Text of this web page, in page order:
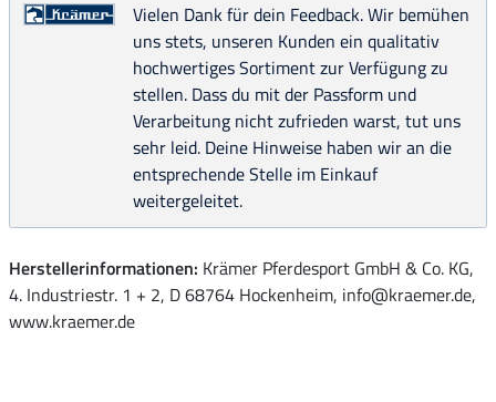
Vielen Dank für dein Feedback. Wir bemühen
uns stets, unseren Kunden ein qualitativ
hochwertiges Sortiment zur Verfügung zu
stellen. Dass du mit der Passform und
Verarbeitung nicht zufrieden warst, tut uns
sehr leid. Deine Hinweise haben wir an die
entsprechende Stelle im Einkauf
weitergeleitet.
Herstellerinformationen: Krämer Pferdesport GmbH & Co. KG,
4. Industriestr. 1 + 2, D 68764 Hockenheim, info@kraemer.de,
www.kraemer.de